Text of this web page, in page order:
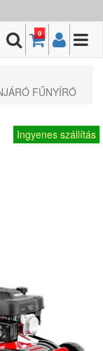
0
FŰNYÍRÓ
Ingyenes szállítás